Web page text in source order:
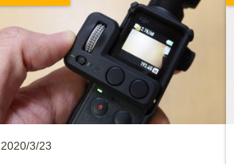
2020/3/23